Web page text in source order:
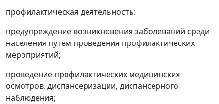
профилактическая деятельность:
предупреждение возникновения заболеваний среди
населения путем проведения профилактических
мероприятий;
проведение профилактических медицинских
осмотров, диспансеризации, диспансерного
наблюдения;